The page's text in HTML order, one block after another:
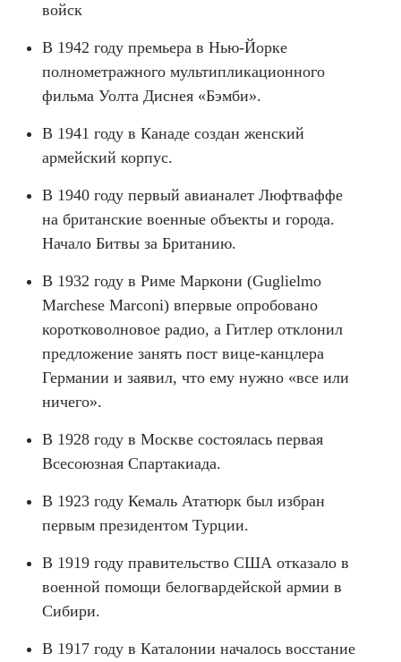
войск
В 1942 году премьера в Нью-Йорке
полнометражного мультипликационного
фильма Уолта Диснея «Бэмби».
В 1941 году в Канаде создан женский
армейский корпус.
В 1940 году первый авианалет Люфтваффе
на британские военные объекты и города.
Начало Битвы за Британию.
В 1932 году в Риме Маркони (Guglielmo
Marchese Marconi) впервые опробовано
коротковолновое радио, а Гитлер отклонил
предложение занять пост вице-канцлера
Германии и заявил, что ему нужно «все или
ничего».
В 1928 году в Москве состоялась первая
Всесоюзная Спартакиада.
В 1923 году Кемаль Ататюрк был избран
первым президентом Турции.
В 1919 году правительство США отказало в
военной помощи белогвардейской армии в
Сибири.
В 1917 году в Каталонии началось восстание